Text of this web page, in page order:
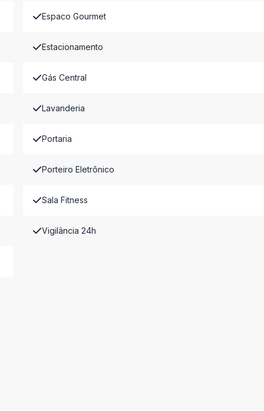
Espaco Gourmet
Estacionamento
Gás Central
Lavanderia
Portaria
Porteiro Eletrônico
Sala Fitness
Vigilância 24h